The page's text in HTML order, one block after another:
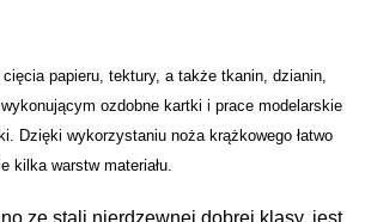
papieru, tektury, a także tkanin, dzianin,
ozdobne kartki i prace modelarskie
Dzięki wykorzystaniu noża krążkowego łatwo
kilka warstw materiału.